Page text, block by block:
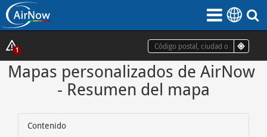
Saltar
al
contenido
principal
Mostrar
ventana
emergente
1
Mapas personalizados de AirNow
- Resumen del mapa
Contenido